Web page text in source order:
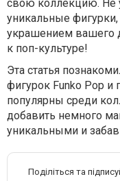
свою коллекцию. Не
уникальные
украшением вашего
к поп-культуре!
Эта статья
фигурок Funko Pop и
популярны среди
добавить немного
уникальными и
Поділіться та